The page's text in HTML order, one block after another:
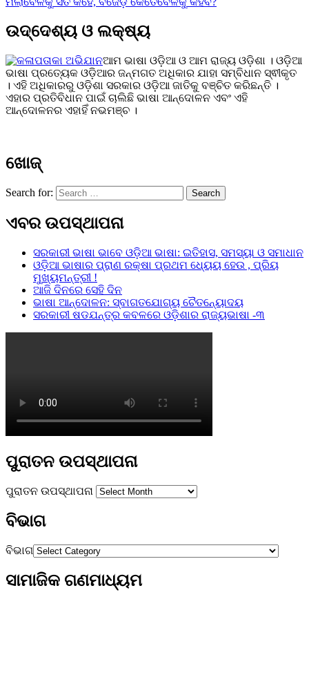
ଉଦ୍ଦେଶ୍ୟ ଓ ଲକ୍ଷ୍ୟ
ଆମ ଭାଷା ଓଡ଼ିଆ ଓ ଆମ ରାଜ୍ୟ ଓଡ଼ିଶା । ଓଡ଼ିଆ
ଭାଷା ପ୍ରତ୍ୟେକ ଓଡ଼ିଆର ଜନ୍ମଗତ ଅଧିକାର ଯାହା ସମ୍ବିଧାନ ସ୍ଵୀକୃତ
। ଏହି ଅଧିକାରରୁ ଓଡ଼ିଶା ସରକାର ଓଡ଼ିଆ ଜାତିକୁ ବଞ୍ଚିତ କରିଛନ୍ତି ।
ଏହାର ପ୍ରତିବିଧାନ ପାଇଁ ଚାଲିଛି ଭାଷା ଆନ୍ଦୋଳନ ଏବଂ ଏହି
ଆନ୍ଦୋଳନର ଏହାହିଁ ନଭମଞ୍ଚ ।
ଖୋଜ୍
Search for: Search
ଏବର ଉପସ୍ଥାପନା
ସରକାରୀ ଭାଷା ଭାବେ ଓଡ଼ିଆ ଭାଷା: ଇତିହାସ, ସମସ୍ୟା ଓ ସମାଧାନ
ଓଡ଼ିଆ ଭାଷାର ପ୍ରାଣ ରକ୍ଷା ପ୍ରଥମ ଧ୍ୟେୟ ହେଉ , ପ୍ରିୟ
ମୁଖ୍ୟମନ୍ତ୍ରୀ !
ଆଜି ଦିନରେ ସେହି ଦିନ
ଭାଷା ଆନ୍ଦୋଳନ: ସ୍ବାଗତଯୋଗ୍ୟ ଚୈତନ୍ୟୋଦୟ
ସରକାରୀ ଷଡଯନ୍ତ୍ର କବଳରେ ଓଡ଼ିଶାର ରାଜ୍ୟଭାଷା -୩
ପୁରାତନ ଉପସ୍ଥାପନା
ପୁରାତନ ଉପସ୍ଥାପନା
ବିଭାଗ
ବିଭାଗ
ସାମାଜିକ ଗଣମାଧ୍ୟମ